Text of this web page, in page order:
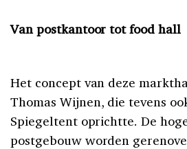
Van postkantoor tot food hall
Het concept van deze
Thomas Wijnen, die tevens
Spiegeltent oprichtte. De
postgebouw worden